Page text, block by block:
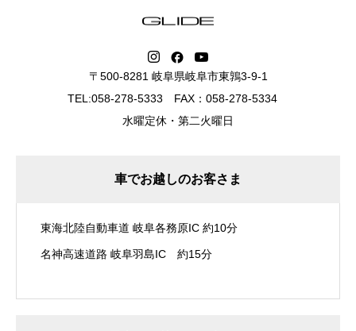
〒500-8281 岐阜県岐阜市東鶉3-9-1
TEL:058-278-5333 FAX：058-278-5334
水曜定休・第二火曜日
車でお越しのお客さま
東海北陸自動車道 岐阜各務原IC 約10分
名神高速道路 岐阜羽島IC 約15分